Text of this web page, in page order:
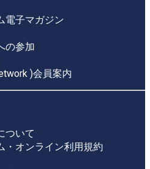
電子マガジン
の参加
)会員案内
ついて
・オンライン利用規約